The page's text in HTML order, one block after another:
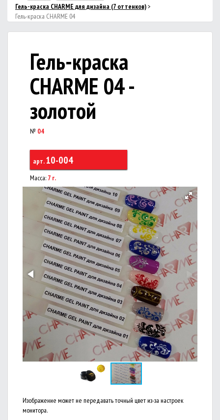
Гель-краска CHARME для дизайна (7 оттенков)>
Гель-краска CHARME 04
Гель-краска
CHARME 04 -
золотой
№ 04
арт.10-004
Масса: 7 г.
Изображение может не передавать точный цвет из-за настроек
монитора.